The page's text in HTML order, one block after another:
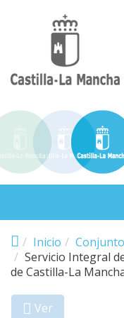
Inicio
Servicio Integral
de Castilla-La
Ver